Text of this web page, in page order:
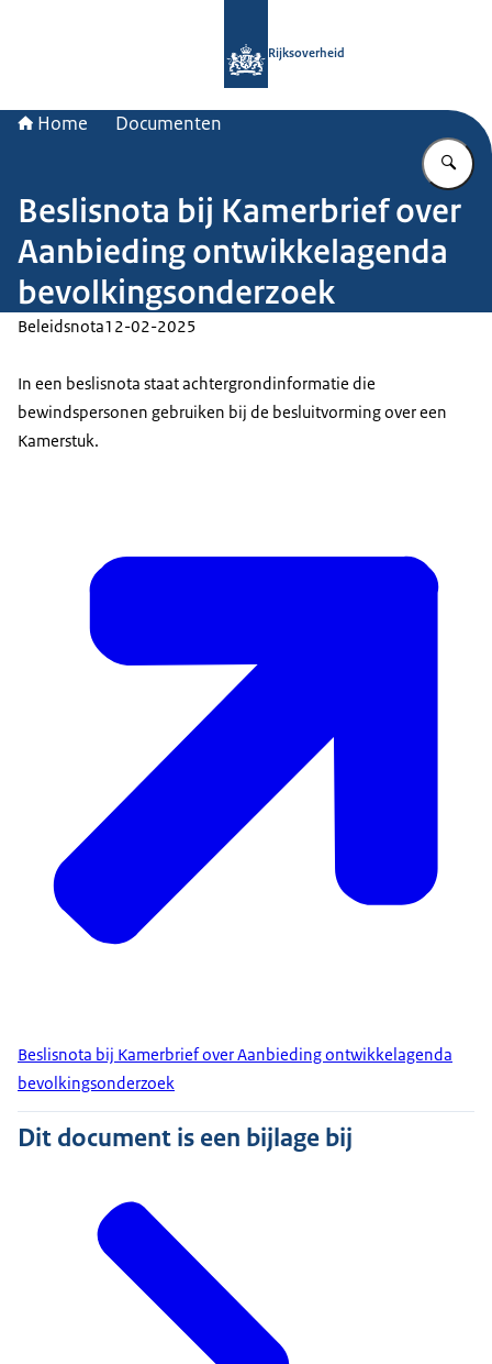
Rijksoverheid
Home Documenten
Beslisnota bij Kamerbrief over
Aanbieding ontwikkelagenda
bevolkingsonderzoek
Beleidsnota12-02-2025
In een beslisnota staat achtergrondinformatie die
bewindspersonen gebruiken bij de besluitvorming over een
Kamerstuk.
Beslisnota bij Kamerbrief over Aanbieding ontwikkelagenda
bevolkingsonderzoek
Dit document is een bijlage bij